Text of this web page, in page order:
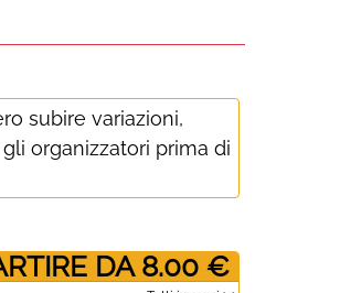
subire variazioni,
organizzatori prima di
DA 8.00 €